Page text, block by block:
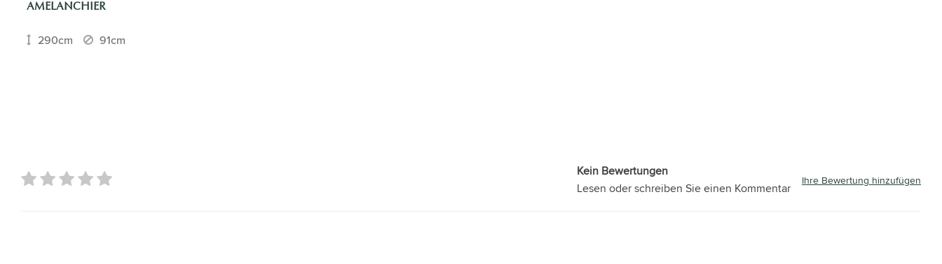
AMELANCHIER
290cm 91cm
Kein Bewertungen
Lesen oder schreiben Sie einen Kommentar
Ihre Bewertung hinzufügen